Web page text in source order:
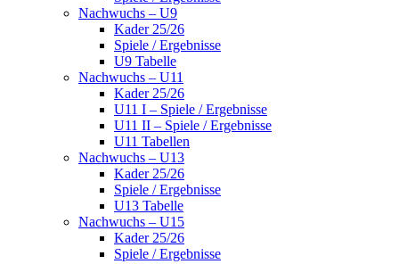
Nachwuchs – U9
Kader 25/26
Spiele / Ergebnisse
U9 Tabelle
Nachwuchs – U11
Kader 25/26
U11 I – Spiele / Ergebnisse
U11 II – Spiele / Ergebnisse
U11 Tabellen
Nachwuchs – U13
Kader 25/26
Spiele / Ergebnisse
U13 Tabelle
Nachwuchs – U15
Kader 25/26
Spiele / Ergebnisse